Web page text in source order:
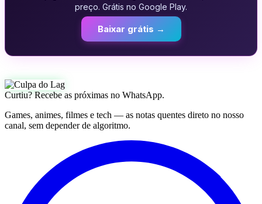
preço. Grátis no Google Play.
Baixar grátis →
Curtiu? Recebe as próximas no WhatsApp.
Games, animes, filmes e tech — as notas quentes direto no nosso
canal, sem depender de algoritmo.